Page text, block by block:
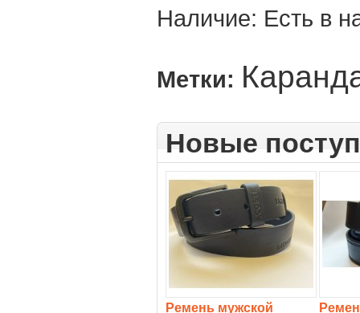
Наличие: Есть в
Метки:
Новые
Ремень мужской